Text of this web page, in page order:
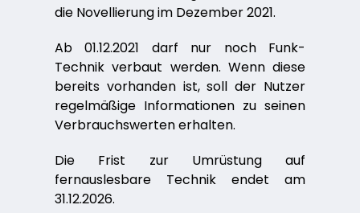
die Novellierung im Dezember 2021.
Ab 01.12.2021 darf nur noch Funk-
Technik verbaut werden. Wenn diese
bereits vorhanden ist, soll der Nutzer
regelmäßige Informationen zu seinen
Verbrauchswerten erhalten.
Die Frist zur Umrüstung auf
fernauslesbare Technik endet am
31.12.2026.